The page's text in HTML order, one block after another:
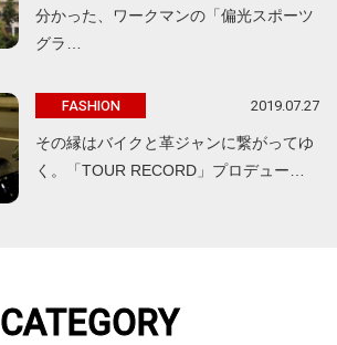
分かった、ワークマンの「偏光スポーツ
グラ…
FASHION 2019.07.27
その縁はバイクと革ジャンに繋がってゆ
く。「TOUR RECORD」プロデュー…
CATEGORY